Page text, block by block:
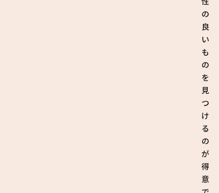
の
良
い
も
の
を
見
つ
け
る
の
が
得
意